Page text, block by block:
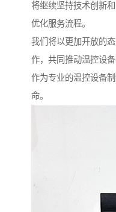
将继续坚持技术创新
优化服务流程。
我们将以更加开放的
作，共同推动温控设
作为专业的温控设备
命。